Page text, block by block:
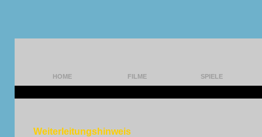
HOME FILME SPIELE
Weiterleitungshinweis